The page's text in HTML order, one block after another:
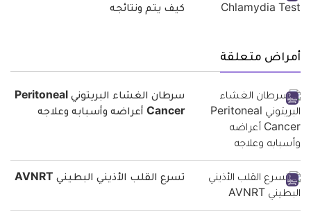
كيف يتم ونتائجه
أمراض متعلقة
سرطان الغشاء البريتوني Peritoneal
Cancer أعراضه وأسبابه وعلاجه
تسرع القلب الأذيني البطيني AVNRT